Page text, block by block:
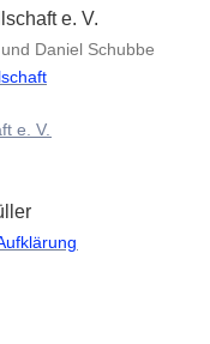
e. V.
Daniel Schubbe